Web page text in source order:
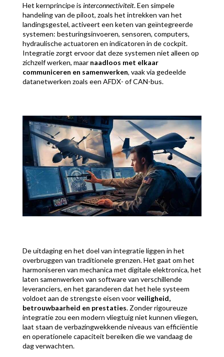
Het kernprincipe is interconnectiviteit. Een simpele
handeling van de piloot, zoals het intrekken van het
landingsgestel, activeert een keten van geïntegreerde
systemen: besturingsinvoeren, sensoren, computers,
hydraulische actuatoren en indicatoren in de cockpit.
Integratie zorgt ervoor dat deze systemen niet alleen op
zichzelf werken, maar naadloos met elkaar
communiceren en samenwerken, vaak via gedeelde
datanetwerken zoals een AFDX- of CAN-bus.
De uitdaging en het doel van integratie liggen in het
overbruggen van traditionele grenzen. Het gaat om het
harmoniseren van mechanica met digitale elektronica, het
laten samenwerken van software van verschillende
leveranciers, en het garanderen dat het hele systeem
voldoet aan de strengste eisen voorveiligheid,
betrouwbaarheid en prestaties. Zonder rigoureuze
integratie zou een modern vliegtuig niet kunnen vliegen,
laat staan de verbazingwekkende niveaus van efficiëntie
en operationele capaciteit bereiken die we vandaag de
dag verwachten.